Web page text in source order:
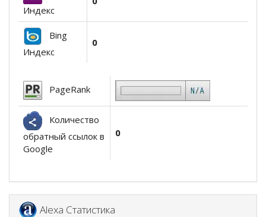
Индекс
Bing
Индекс
0
PageRank
Количество
обратный ссылок в
Google
0
Alexa Статистика